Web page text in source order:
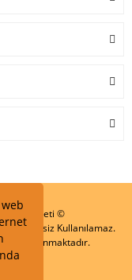
Şirketi ©
ve İzinsiz Kullanılamaz.
ile Korunmaktadır.